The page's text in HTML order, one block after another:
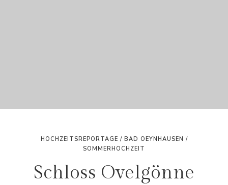
HOCHZEITSREPORTAGE / BAD OEYNHAUSEN /
SOMMERHOCHZEIT
Schloss Ovelgönne